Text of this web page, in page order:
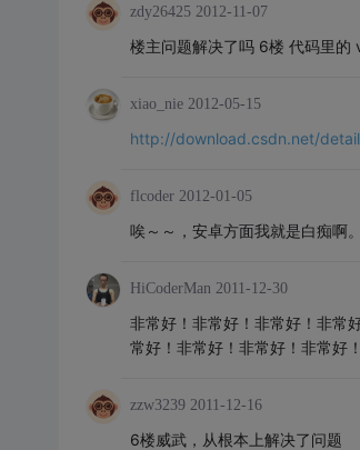
zdy26425 2012-11-07
楼主问题解决了吗 6楼 代码里的
xiao_nie 2012-05-15
http://download.csdn.net/
flcoder 2012-01-05
唉～～，安卓方面我就是白痴啊
HiCoderMan 2011-12-30
非常好！非常好！非常好！非常
常好！非常好！非常好！非常好
zzw3239 2011-12-16
6楼威武，从根本上解决了问题